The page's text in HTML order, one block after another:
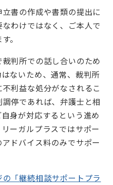
書の作成や書類の提出に
わけではなく、ご本人で
。
判所での話し合いのため
ないため、通常、裁判所
利益な処分がなされるこ
停であれば、弁護士と相
身が対応するという進め
ーガルプラスではサポー
ドバイス料のみでサポー
「継続相談サポートプラ